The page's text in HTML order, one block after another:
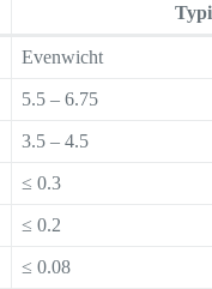
Evenwicht
5.5 – 6.75
3.5 – 4.5
≤ 0.3
≤ 0.2
≤ 0.08